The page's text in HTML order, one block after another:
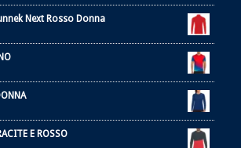
Next Rosso Donna
E ROSSO